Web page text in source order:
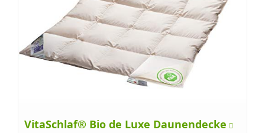
VitaSchlaf® Bio de Luxe Daunendecke